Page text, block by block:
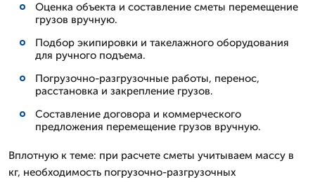
Оценка объекта и составление сметы перемещение
грузов вручную.
Подбор экипировки и такелажного оборудования
для ручного подъема.
Погрузочно-разгрузочные работы, перенос,
расстановка и закрепление грузов.
Составление договора и коммерческого
предложения перемещение грузов вручную.
Вплотную к теме: при расчете сметы учитываем массу в
кг, необходимость погрузочно-разгрузочных